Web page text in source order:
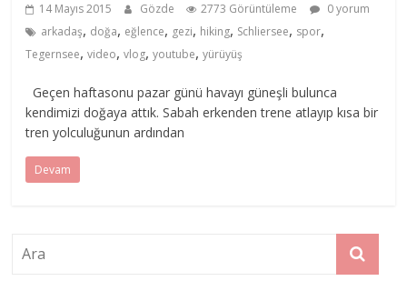
14 Mayıs 2015 Gözde 2773 Görüntüleme
0 yorum
arkadaş, doğa, eğlence, gezi, hiking, Schliersee, spor,
Tegernsee,video,vlog,youtube,yürüyüş
Geçen haftasonu pazar günü havayı güneşli bulunca
kendimizi doğaya attık. Sabah erkenden trene atlayıp kısa bir
tren yolculuğunun ardından
Devam